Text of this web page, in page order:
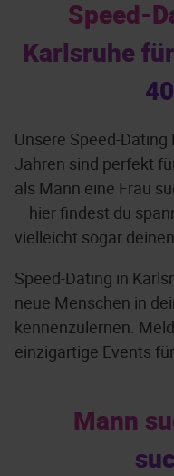
Speed-
Karlsruhe
Unsere Speed-
Jahren sind perfekt
als Mann eine Frau
– hier findest du
vielleicht sogar
Speed-Dating in
neue Menschen in
kennenzulernen.
einzigartige Events
Mann